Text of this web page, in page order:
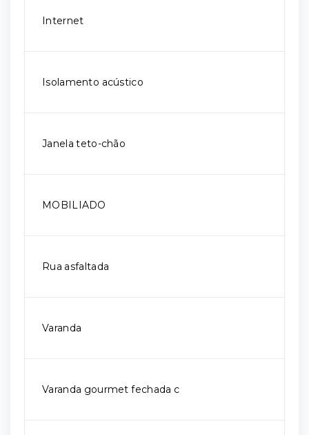
Internet
Isolamento acústico
Janela teto-chão
MOBILIADO
Rua asfaltada
Varanda
Varanda gourmet fechada c